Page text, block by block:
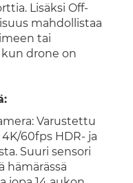
Lisäksi Off-
mahdollistaa
tai
drone on
Varustettu
60fps HDR- ja
Suuri sensori
hämärässä